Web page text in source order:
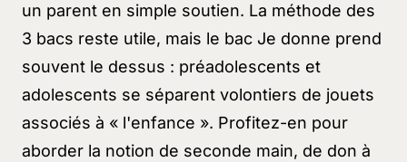
un parent en simple soutien. La méthode des
3 bacs reste utile, mais le bac Je donne prend
souvent le dessus : préadolescents et
adolescents se séparent volontiers de jouets
associés à « l'enfance ». Profitez-en pour
aborder la notion de seconde main, de don à